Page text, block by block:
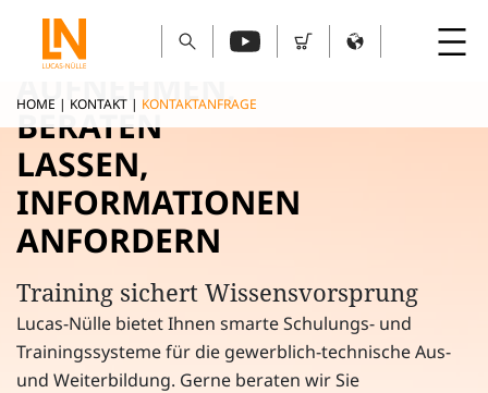
HOME | KONTAKT | KONTAKTANFRAGE
KONTAKT
AUFNEHMEN,
BERATEN
LASSEN,
INFORMATIONEN
ANFORDERN
Training sichert Wissensvorsprung
Lucas-Nülle bietet Ihnen smarte Schulungs- und
Trainingssysteme für die gewerblich-technische Aus-
und Weiterbildung. Gerne beraten wir Sie